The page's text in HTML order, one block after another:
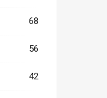
68
56
42